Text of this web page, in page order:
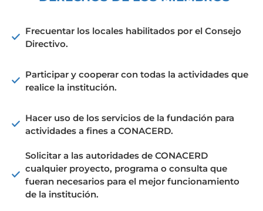
Frecuentar los locales habilitados por el Consejo
Directivo.
Participar y cooperar con todas la actividades que
realice la institución.
Hacer uso de los servicios de la fundación para
actividades a fines a CONACERD.
Solicitar a las autoridades de CONACERD
cualquier proyecto, programa o consulta que
fueran necesarios para el mejor funcionamiento
de la institución.